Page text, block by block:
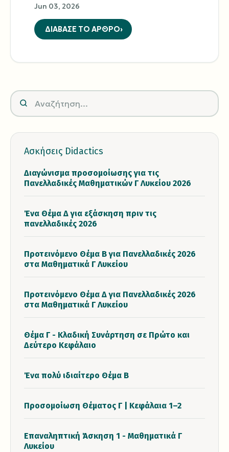
Jun 03, 2026
ΔΙΑΒΑΣΕ ΤΟ ΑΡΘΡΟ
Ασκήσεις Didactics
Διαγώνισμα προσομοίωσης για τις
Πανελλαδικές Μαθηματικών Γ Λυκείου 2026
Ένα Θέμα Δ για εξάσκηση πριν τις
πανελλαδικές 2026
Προτεινόμενο Θέμα Β για Πανελλαδικές 2026
στα Μαθηματικά Γ Λυκείου
Προτεινόμενο Θέμα Δ για Πανελλαδικές 2026
στα Μαθηματικά Γ Λυκείου
Θέμα Γ - Κλαδική Συνάρτηση σε Πρώτο και
Δεύτερο Κεφάλαιο
Ένα πολύ ιδιαίτερο Θέμα Β
Προσομοίωση Θέματος Γ | Κεφάλαια 1–2
Επαναληπτική Άσκηση 1 - Μαθηματικά Γ
Λυκείου